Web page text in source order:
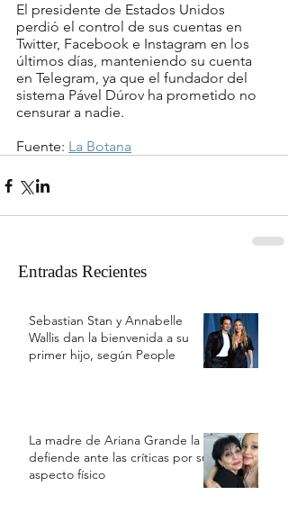
El presidente de Estados Unidos
perdió el control de sus cuentas en
Twitter, Facebook e Instagram en los
últimos días, manteniendo su cuenta
en Telegram, ya que el fundador del
sistema Pável Dúrov ha prometido no
censurar a nadie.
Fuente: La Botana
Entradas Recientes
Sebastian Stan y Annabelle
Wallis dan la bienvenida a su
primer hijo, según People
La madre de Ariana Grande la
defiende ante las críticas por su
aspecto físico